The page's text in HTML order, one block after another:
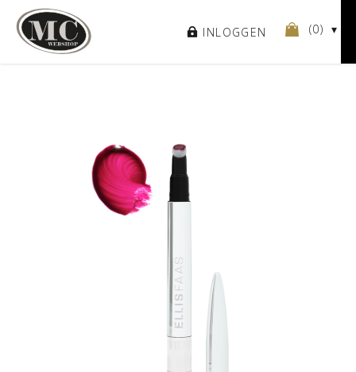
INLOGGEN (0)